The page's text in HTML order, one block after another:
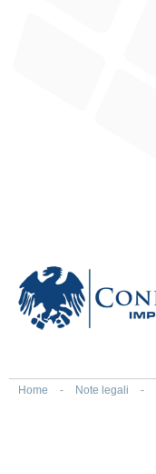
Home - Note legali -